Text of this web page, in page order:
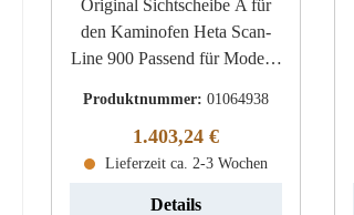
Original Sichtscheibe A für
den Kaminofen Heta Scan-
Line 900 Passend für Modelle
Eckdaten: Türglas, Scheibe
Material Glas Form gebogen
Produktnummer:01064938
Regulärer Preis:
1.403,24 €
Lieferzeit ca. 2-3 Wochen
Details